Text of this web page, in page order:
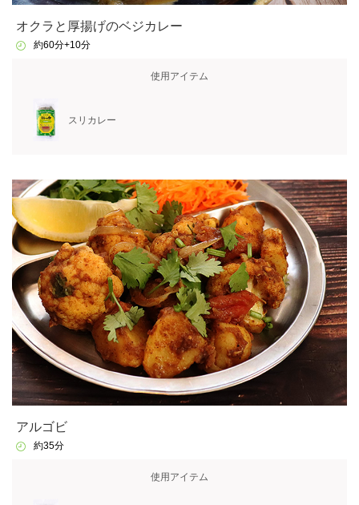
オクラと厚揚げのベジカレー
約60分+10分
使用アイテム
スリカレー
アルゴビ
約35分
使用アイテム